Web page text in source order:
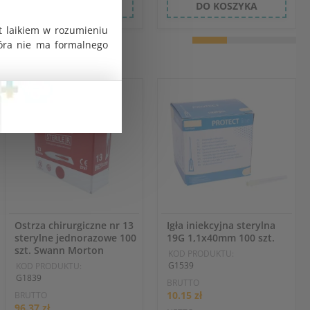
laikiem w rozumieniu
nie ma formalnego
DO KOSZYKA
Ostrza chirurgiczne nr 13
sterylne jednorazowe 100
szt. Swann Morton
KOD PRODUKTU:
G1839
BRUTTO
Igła iniekcyjna sterylna
19G 1,1x40mm 100 szt.
KOD PRODUKTU:
G1539
BRUTTO
10.15 zł